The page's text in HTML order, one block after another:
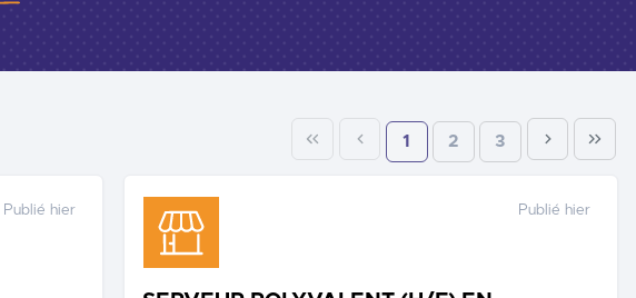
1 2 3
Publié hier Publié hier